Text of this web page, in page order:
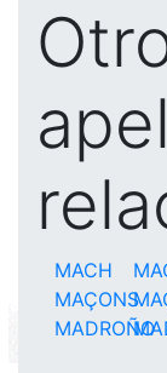
MACH
MAÇONS
MADROÑO